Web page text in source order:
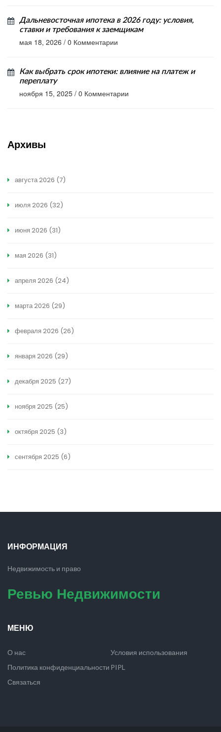
Дальневосточная ипотека в 2026 году: условия,
ставки и требования к заемщикам
мая 18, 2026 / 0 Комментарии
Как выбрать срок ипотеки: влияние на платеж и
переплату
ноября 15, 2025 / 0 Комментарии
Архивы
августа 2026 (7)
июля 2026 (32)
июня 2026 (31)
мая 2026 (31)
апреля 2026 (24)
марта 2026 (29)
февраля 2026 (26)
января 2026 (29)
декабря 2025 (27)
ноября 2025 (25)
октября 2025 (3)
сентября 2025 (6)
ИНФОРМАЦИЯ
Недвижимость и право
Ревью Недвижимости
МЕНЮ
О нас
Условия использования
Политика конфиденциальности PIPL
Связаться